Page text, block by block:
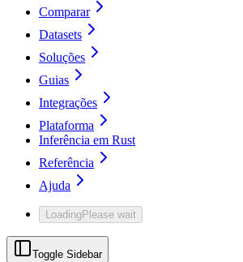
Comparar
Datasets
Soluções
Guias
Integrações
Plataforma
Inferência em Rust
Referência
Ajuda
LoadingPlease wait
Toggle Sidebar